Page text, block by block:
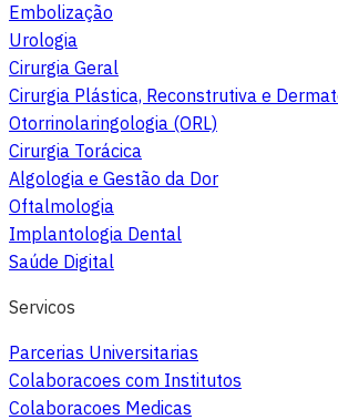
Embolização
Urologia
Cirurgia Geral
Cirurgia Plástica, Reconstrutiva e
Otorrinolaringologia (ORL)
Cirurgia Torácica
Algologia e Gestão da Dor
Oftalmologia
Implantologia Dental
Saúde Digital
Servicos
Parcerias Universitarias
Colaboracoes com Institutos
Colaboracoes Medicas